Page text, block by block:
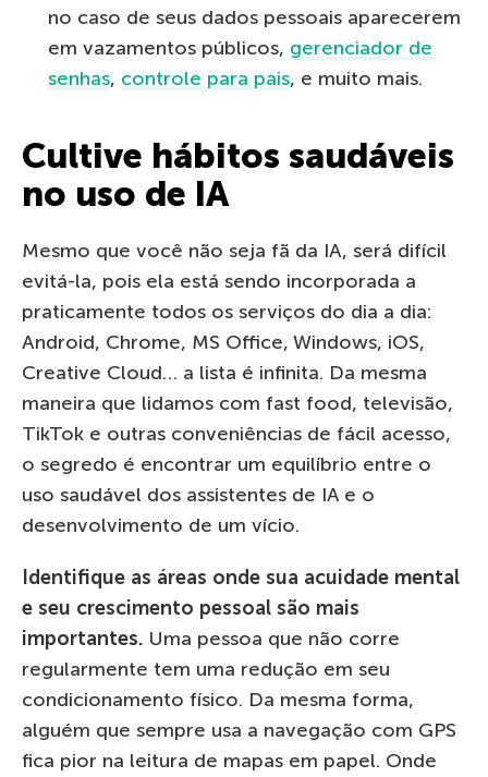
no caso de seus dados pessoais aparecerem
em vazamentos públicos, gerenciador de
senhas, controle para pais, e muito mais.
Cultive hábitos saudáveis
no uso de IA
Mesmo que você não seja fã da IA, será difícil
evitá-la, pois ela está sendo incorporada a
praticamente todos os serviços do dia a dia:
Android, Chrome, MS Office, Windows, iOS,
Creative Cloud… a lista é infinita. Da mesma
maneira que lidamos com fast food, televisão,
TikTok e outras conveniências de fácil acesso,
o segredo é encontrar um equilíbrio entre o
uso saudável dos assistentes de IA e o
desenvolvimento de um vício.
Identifique as áreas onde sua acuidade mental
e seu crescimento pessoal são mais
importantes. Uma pessoa que não corre
regularmente tem uma redução em seu
condicionamento físico. Da mesma forma,
alguém que sempre usa a navegação com GPS
fica pior na leitura de mapas em papel. Onde